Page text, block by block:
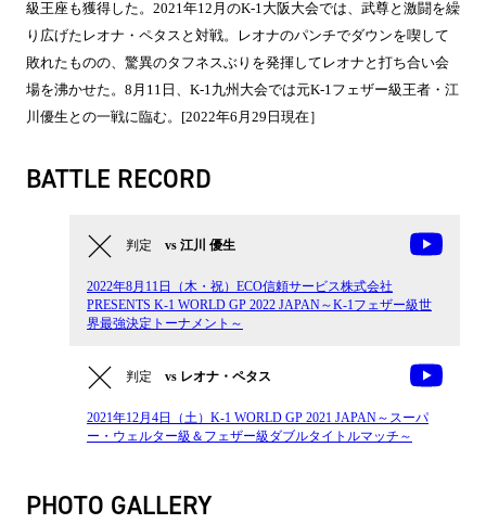
級王座も獲得した。2021年12月のK-1大阪大会では、武尊と激闘を繰
り広げたレオナ・ペタスと対戦。レオナのパンチでダウンを喫して
敗れたものの、驚異のタフネスぶりを発揮してレオナと打ち合い会
場を沸かせた。8月11日、K-1九州大会では元K-1フェザー級王者・江
川優生との一戦に臨む。[2022年6月29日現在］
BATTLE RECORD
判定 vs 江川 優生
2022年8月11日（木・祝）ECO信頼サービス株式会社
PRESENTS K-1 WORLD GP 2022 JAPAN～K-1フェザー級世
界最強決定トーナメント～
判定 vs レオナ・ペタス
2021年12月4日（土）K-1 WORLD GP 2021 JAPAN～スーパ
ー・ウェルター級＆フェザー級ダブルタイトルマッチ～
PHOTO GALLERY